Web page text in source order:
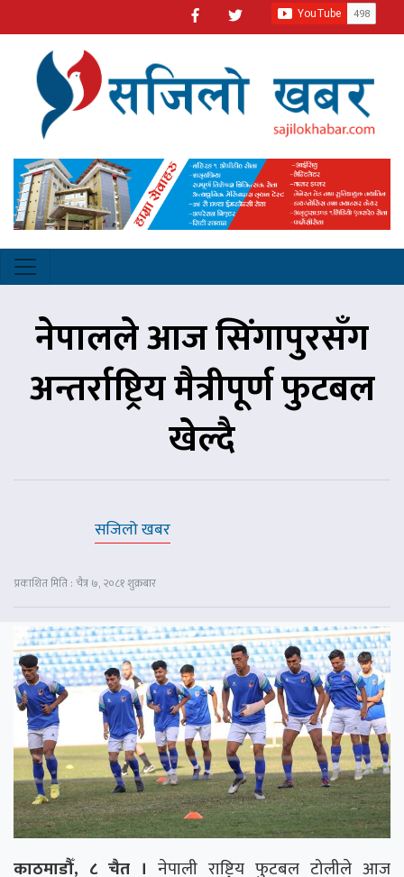
नेपालले आज सिंगापुरसँग
अन्तर्राष्ट्रिय मैत्रीपूर्ण फुटबल
खेल्दै
सजिलो खबर
प्रकाशित मिति : चैत्र ७, २०८१ शुक्रबार
काठमाडौँ, ८ चैत । नेपाली राष्ट्रिय फुटबल टोलीले आज